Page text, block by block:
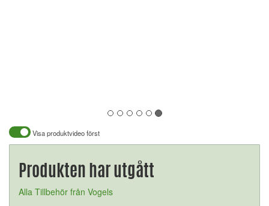
Visa produktvideo först
Produkten har utgått
Alla Tillbehör från Vogels